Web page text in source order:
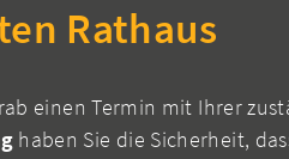
Rathaus
einen Termin mit Ihrer
haben Sie die Sicherheit,